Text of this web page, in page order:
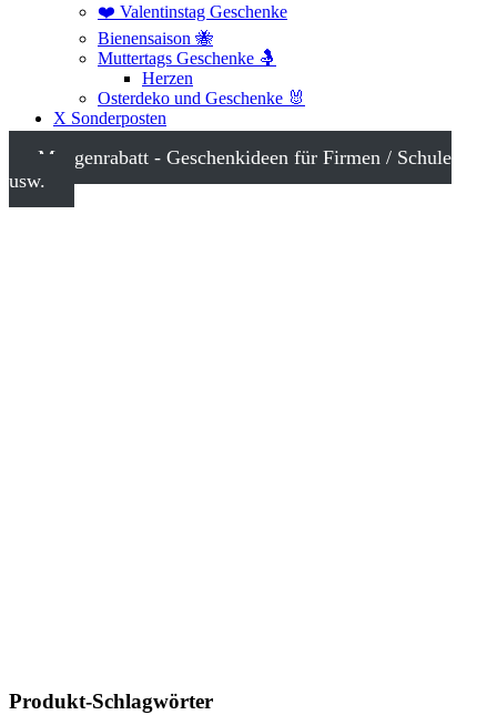
❤️ Valentinstag Geschenke
Bienensaison 🐝
Muttertags Geschenke 🤱
Herzen
Osterdeko und Geschenke 🐰
X Sonderposten
Mengenrabatt - Geschenkideen für Firmen / Schule
usw.
Produkt-Schlagwörter